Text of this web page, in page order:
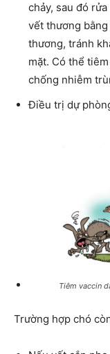
chảy, sau đó
vết thương
thương, tránh
mặt. Có thể
chống nhiễm
Điều trị dự
Tiêm vaccin
Trường hợp chó